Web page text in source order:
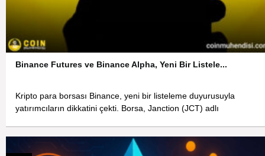
Binance Futures ve Binance Alpha, Yeni Bir Listele...
Kripto para borsası Binance, yeni bir listeleme duyurusuyla
yatırımcıların dikkatini çekti. Borsa, Janction (JCT) adlı